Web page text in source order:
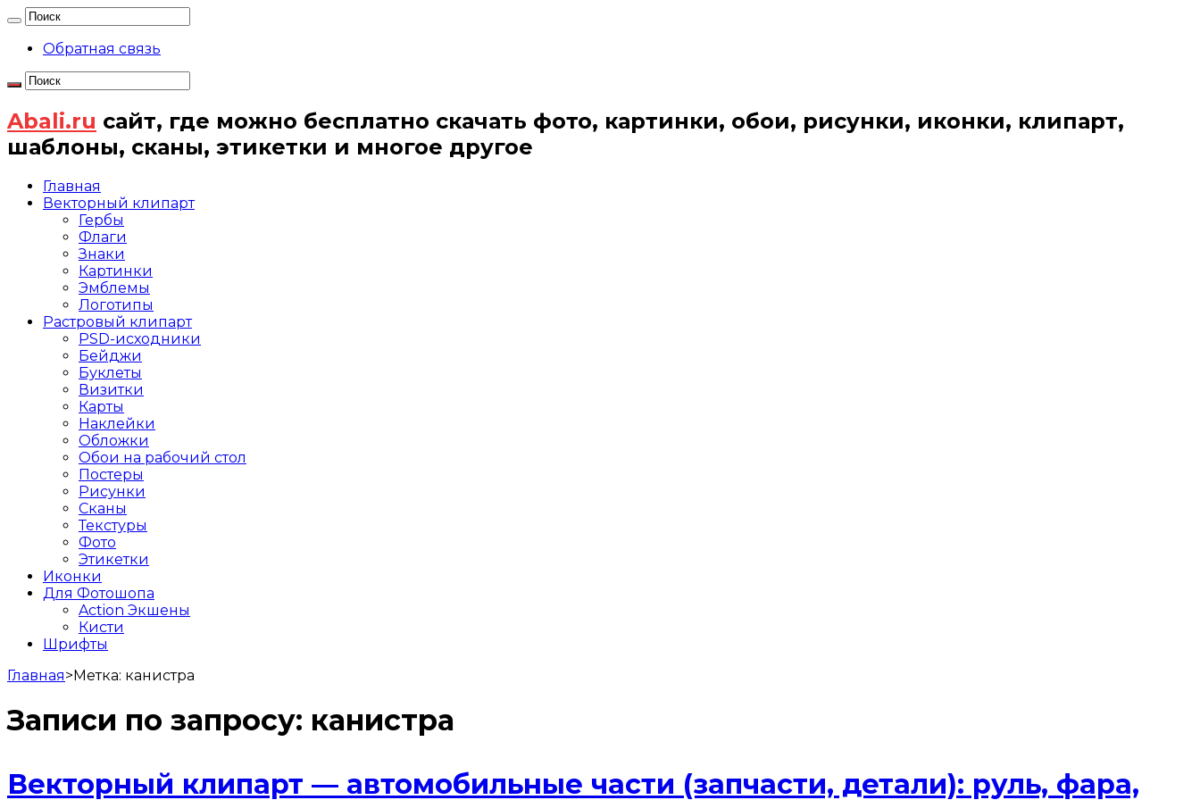
Обратная связь
Abali.ru сайт, где можно бесплатно скачать фото, картинки, обои, рисунки, иконки, клипарт,
шаблоны, сканы, этикетки и многое другое
Главная
Векторный клипарт
Гербы
Флаги
Знаки
Картинки
Эмблемы
Логотипы
Растровый клипарт
PSD-исходники
Бейджи
Буклеты
Визитки
Карты
Наклейки
Обложки
Обои на рабочий стол
Постеры
Рисунки
Сканы
Текстуры
Фото
Этикетки
Иконки
Для Фотошопа
Action Экшены
Кисти
Шрифты
Главная>Метка: канистра
Записи по запросу: канистра
Векторный клипарт — автомобильные части (запчасти, детали): руль, фара,